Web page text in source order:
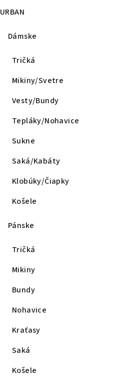
URBAN
Dámske
Tričká
Mikiny/Svetre
Vesty/Bundy
Tepláky/Nohavice
Sukne
Saká/Kabáty
Klobúky/Čiapky
Košele
Pánske
Tričká
Mikiny
Bundy
Nohavice
Kraťasy
Saká
Košele